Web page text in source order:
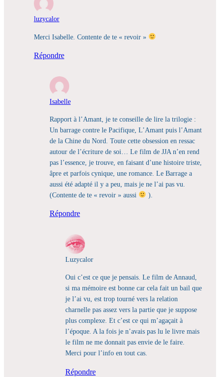
luzycalor
Merci Isabelle. Contente de te « revoir »
Répondre
Isabelle
Rapport à l’Amant, je te conseille de lire la trilogie :
Un barrage contre le Pacifique, L’Amant puis l’Amant
de la Chine du Nord. Toute cette obsession en ressac
autour de l’écriture de soi… Le film de JJA n’en rend
pas l’essence, je trouve, en faisant d’une histoire triste,
âpre et parfois cynique, une romance. Le Barrage a
aussi été adapté il y a peu, mais je ne l’ai pas vu.
(Contente de te « revoir » aussi
).
Répondre
Luzycalor
Oui c’est ce que je pensais. Le film de Annaud,
si ma mémoire est bonne car cela fait un bail que
je l’ai vu, est trop tourné vers la relation
charnelle pas assez vers la partie que je suppose
plus complexe. Et c’est ce qui m’agaçait à
l’époque. A la fois je n’avais pas lu le livre mais
le film ne me donnait pas envie de le faire.
Merci pour l’info en tout cas.
Répondre